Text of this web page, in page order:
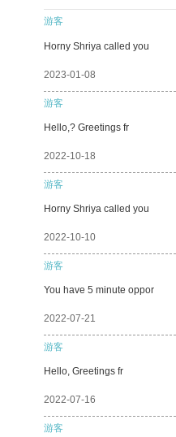
游客
Horny Shriya called you
2023-01-08
游客
Hello,? Greetings fr
2022-10-18
游客
Horny Shriya called you
2022-10-10
游客
You have 5 minute oppor
2022-07-21
游客
Hello, Greetings fr
2022-07-16
游客